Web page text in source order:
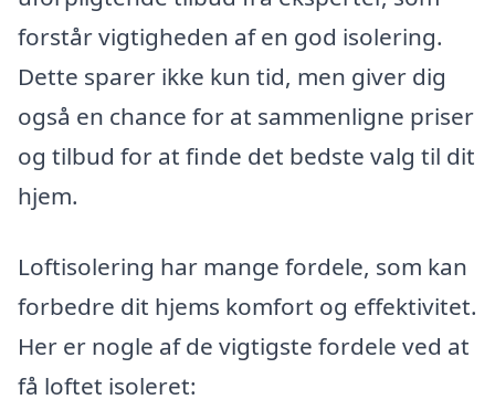
forstår vigtigheden af en god isolering.
Dette sparer ikke kun tid, men giver dig
også en chance for at sammenligne priser
og tilbud for at finde det bedste valg til dit
hjem.
Loftisolering har mange fordele, som kan
forbedre dit hjems komfort og effektivitet.
Her er nogle af de vigtigste fordele ved at
få loftet isoleret: